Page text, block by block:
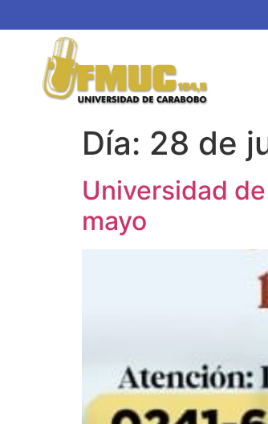
Día: 28 de
Universidad
mayo